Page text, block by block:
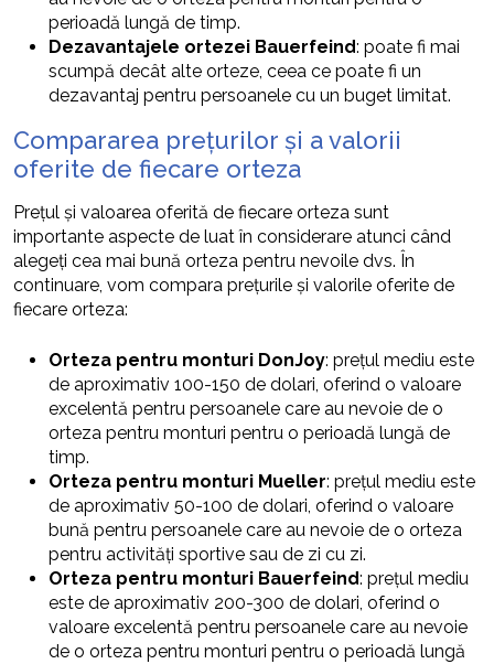
perioadă lungă de timp.
Dezavantajele ortezei Bauerfeind: poate fi mai
scumpă decât alte orteze, ceea ce poate fi un
dezavantaj pentru persoanele cu un buget limitat.
Compararea prețurilor și a valorii
oferite de fiecare orteza
Prețul și valoarea oferită de fiecare orteza sunt
importante aspecte de luat în considerare atunci când
alegeți cea mai bună orteza pentru nevoile dvs. În
continuare, vom compara prețurile și valorile oferite de
fiecare orteza:
Orteza pentru monturi DonJoy: prețul mediu este
de aproximativ 100-150 de dolari, oferind o valoare
excelentă pentru persoanele care au nevoie de o
orteza pentru monturi pentru o perioadă lungă de
timp.
Orteza pentru monturi Mueller: prețul mediu este
de aproximativ 50-100 de dolari, oferind o valoare
bună pentru persoanele care au nevoie de o orteza
pentru activități sportive sau de zi cu zi.
Orteza pentru monturi Bauerfeind: prețul mediu
este de aproximativ 200-300 de dolari, oferind o
valoare excelentă pentru persoanele care au nevoie
de o orteza pentru monturi pentru o perioadă lungă